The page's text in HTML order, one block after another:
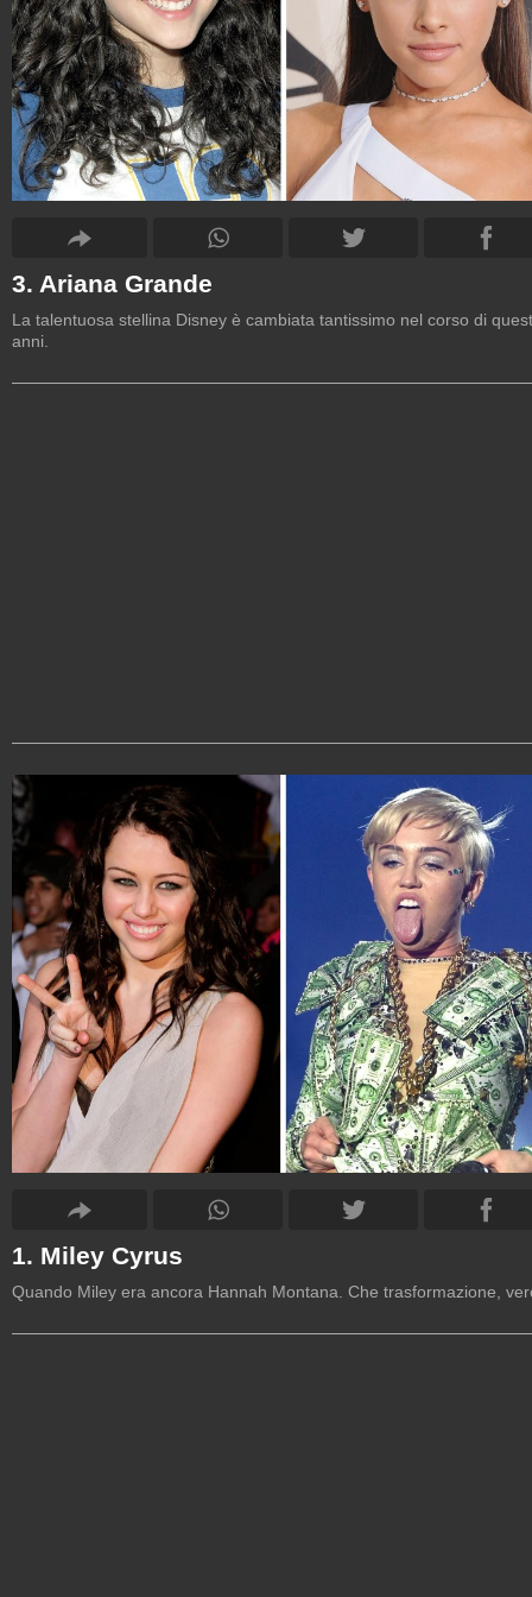
3. Ariana Grande
La talentuosa stellina Disney è cambiata tantissimo nel corso di
anni.
1. Miley Cyrus
Quando Miley era ancora Hannah Montana. Che trasformazione,